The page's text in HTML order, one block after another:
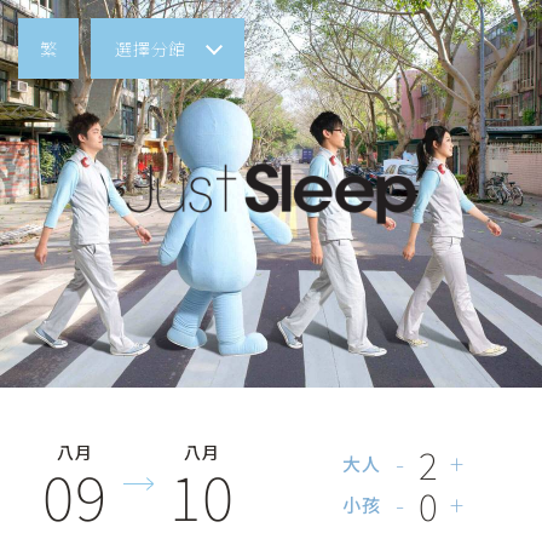
繁
繁
简
EN
日
選擇分館
台灣 日本
八月
09 八月
10 大人 - 2 +
小孩 - 0 +